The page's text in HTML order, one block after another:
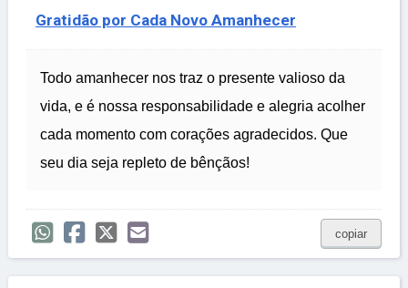
Gratidão por Cada Novo Amanhecer
Todo amanhecer nos traz o presente valioso da
vida, e é nossa responsabilidade e alegria acolher
cada momento com corações agradecidos. Que
seu dia seja repleto de bênçãos!
copiar